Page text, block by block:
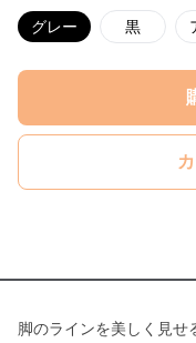
グレー 黒
脚のラインを美しく見せ